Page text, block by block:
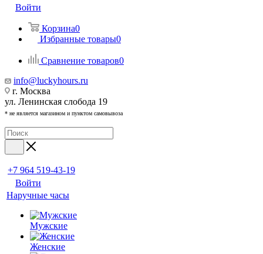
Войти
Корзина0
Избранные товары0
Сравнение товаров0
info@luckyhours.ru
г. Москва
ул. Ленинская слобода 19
* не является магазином и пунктом самовывоза
+7 964 519-43-19
Войти
Наручные часы
Мужские
Женские